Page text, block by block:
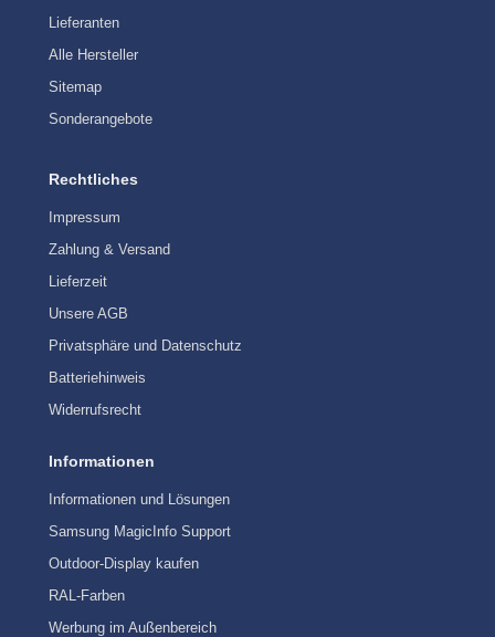
Lieferanten
Alle Hersteller
Sitemap
Sonderangebote
Rechtliches
Impressum
Zahlung & Versand
Lieferzeit
Unsere AGB
Privatsphäre und Datenschutz
Batteriehinweis
Widerrufsrecht
Informationen
Informationen und Lösungen
Samsung MagicInfo Support
Outdoor-Display kaufen
RAL-Farben
Werbung im Außenbereich